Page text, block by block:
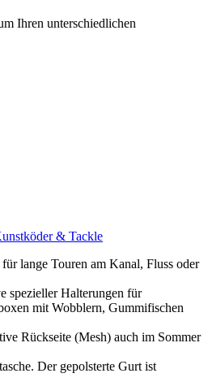
Ihren unterschiedlichen
& Tackle
lange Touren am Kanal, Fluss oder
spezieller Halterungen für
mit Wobblern, Gummifischen
Rückseite (Mesh) auch im Sommer
Der gepolsterte Gurt ist